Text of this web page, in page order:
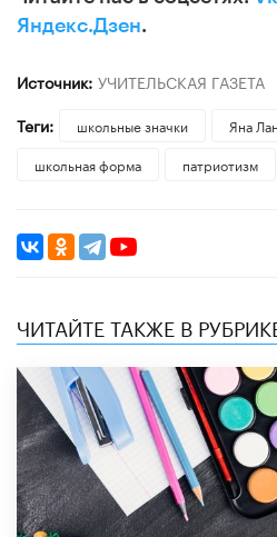
Яндекс.Дзен.
Источник: УЧИТЕЛЬСКАЯ ГАЗЕТА
Теги:
школьные значки
Яна
школьная форма
патриотизм
ЧИТАЙТЕ ТАКЖЕ В